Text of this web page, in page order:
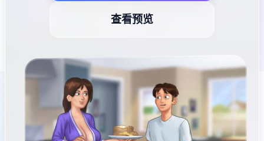
查看预览